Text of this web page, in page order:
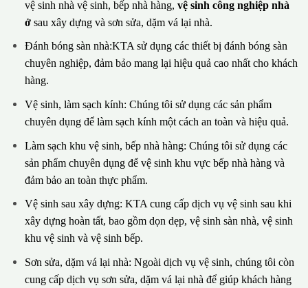
vệ sinh nhà vệ sinh, bếp nhà hàng, vệ sinh công nghiệp nhà
ởsau xây dựng và sơn sửa, dặm vá lại nhà.
Đánh bóng sàn nhà:KTA sử dụng các thiết bị đánh bóng sàn
chuyên nghiệp, đảm bảo mang lại hiệu quả cao nhất cho khách
hàng.
Vệ sinh, làm sạch kính: Chúng tôi sử dụng các sản phẩm
chuyên dụng để làm sạch kính một cách an toàn và hiệu quả.
Làm sạch khu vệ sinh, bếp nhà hàng: Chúng tôi sử dụng các
sản phẩm chuyên dụng để vệ sinh khu vực bếp nhà hàng và
đảm bảo an toàn thực phẩm.
Vệ sinh sau xây dựng: KTA cung cấp dịch vụ vệ sinh sau khi
xây dựng hoàn tất, bao gồm dọn dẹp, vệ sinh sàn nhà, vệ sinh
khu vệ sinh và vệ sinh bếp.
Sơn sửa, dặm vá lại nhà: Ngoài dịch vụ vệ sinh, chúng tôi còn
cung cấp dịch vụ sơn sửa, dặm vá lại nhà để giúp khách hàng